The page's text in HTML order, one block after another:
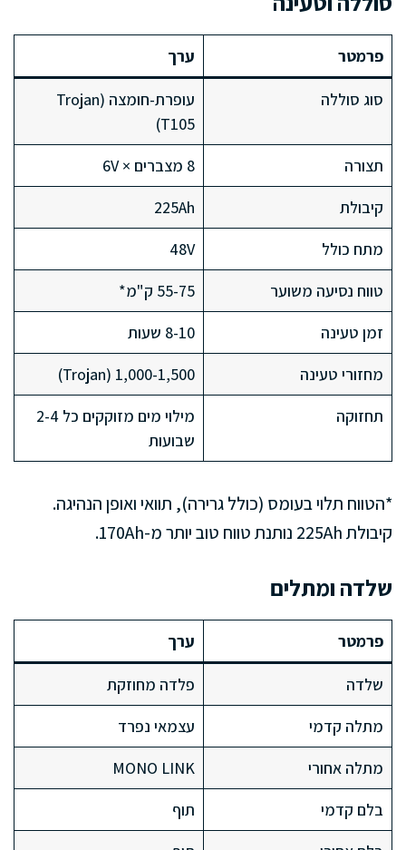
פרמטר ערך
סוג סוללה
עופרת-חומצה (Trojan
T105)
תצורה
8 מצברים × 6V
קיבולת
225Ah
מתח כולל
48V
טווח נסיעה משוער
55-75 ק"מ*
זמן טעינה
8-10 שעות
מחזורי טעינה
1,000-1,500 (Trojan)
תחזוקה
מילוי מים מזוקקים כל 2-4
שבועות
*הטווח תלוי בעומס (כולל גרירה), תוואי ואופן הנהיגה.
קיבולת 225Ah נותנת טווח טוב יותר מ-170Ah.
שלדה ומתלים
פרמטר ערך
שלדה
פלדה מחוזקת
מתלה קדמי
עצמאי נפרד
מתלה אחורי
MONO LINK
בלם קדמי
תוף